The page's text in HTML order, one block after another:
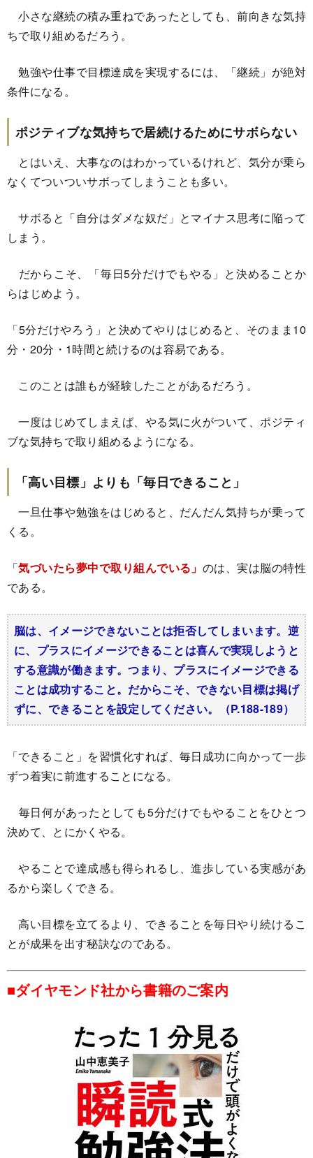
小さな継続の積み重ねであったとしても、前向きな気持
ちで取り組めるだろう。
勉強や仕事で目標達成を実現するには、「継続」が絶対
条件になる。
ポジティブな気持ちで居続けるためにサボらない
とはいえ、大事なのはわかっているけれど、気分が乗ら
なくてついついサボってしまうことも多い。
サボると「自分はダメな奴だ」とマイナス思考に陥って
しまう。
だからこそ、「毎日5分だけでもやる」と決めることか
らはじめよう。
「5分だけやろう」と決めてやりはじめると、そのまま10
分・20分・1時間と続けるのは容易である。
このことは誰もが経験したことがあるだろう。
一度はじめてしまえば、やる気に火がついて、ポジティ
ブな気持ちで取り組めるようになる。
「高い目標」よりも「毎日できること」
一旦仕事や勉強をはじめると、だんだん気持ちが乗って
くる。
「気づいたら夢中で取り組んでいる」 のは、実は脳の特性
である。
脳は、イメージできないことは拒否してしまいます。逆
に、プラスにイメージできることは喜んで実現しようと
する意識が働きます。つまり、プラスにイメージできる
ことは成功すること。だからこそ、できない目標は掲げ
ずに、できることを設定してください。（P.188-189）
「できること」を習慣化すれば、毎日成功に向かって一歩
ずつ着実に前進することになる。
毎日何があったとしても5分だけでもやることをひとつ
決めて、とにかくやる。
やることで達成感も得られるし、進歩している実感があ
るから楽しくできる。
高い目標を立てるより、できることを毎日やり続けるこ
とが成果を出す秘訣なのである。
■ダイヤモンド社から書籍のご案内